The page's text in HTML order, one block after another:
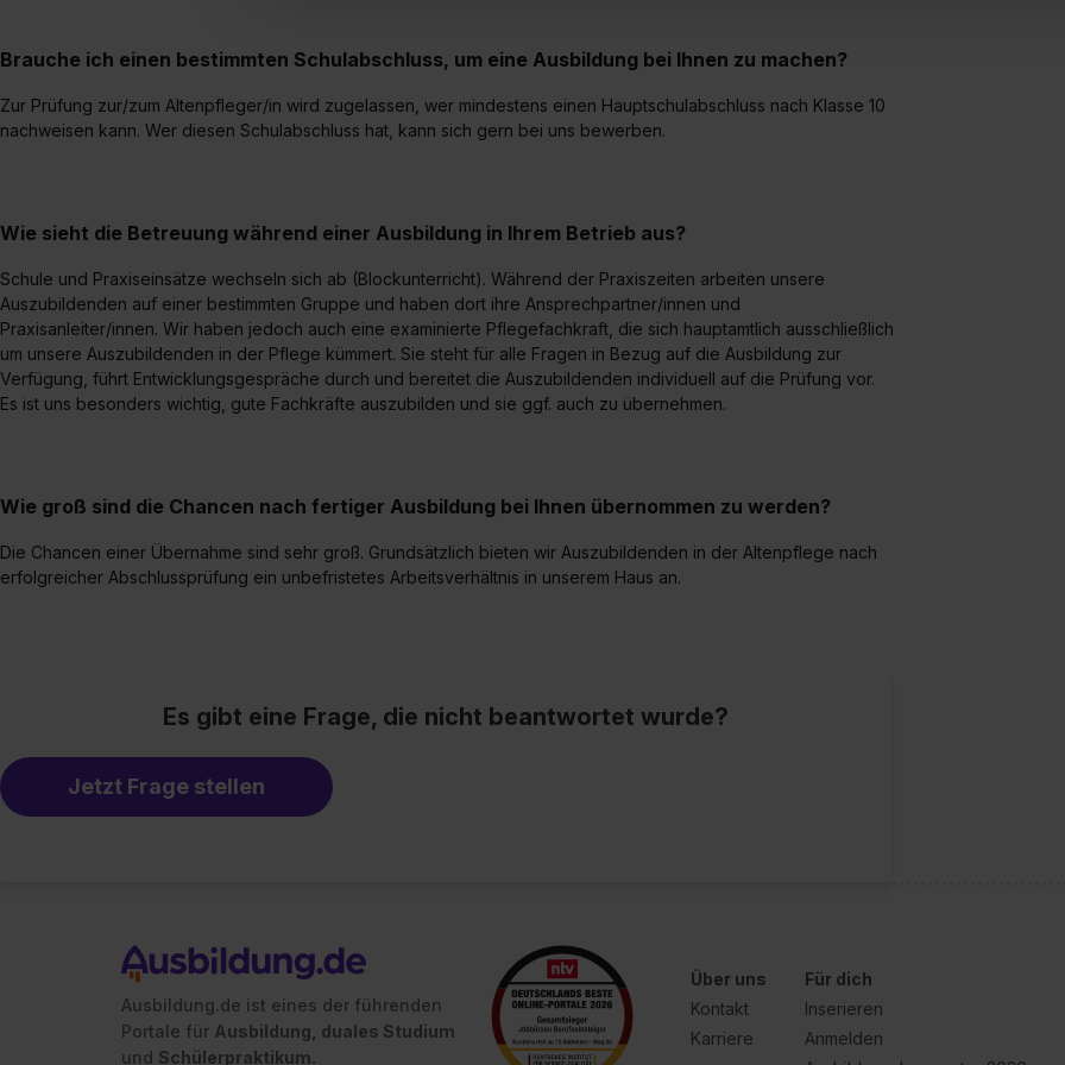
umfasst hierbei die Einwilligung zur Übermittlung deiner Daten in die USA (Art. 49 Abs. 1 S. 1
verfügen über kein angemessenes Datenschutzniveau (EuGH – Schrems II). Du kannst die
jederzeit mit Wirkung für die Zukunft ganz oder teilweise über unsere Datenschutzerklärung
„Datenschutz-Einstellungen“ widerrufen. Weitere Informationen zu den einzelnen Cookies
Brauche ich einen bestimmten Schulabschluss, um eine Ausbildung bei Ihnen zu machen?
Zur Prüfung zur/zum Altenpfleger/in wird zugelassen, wer mindestens einen Hauptschulabschluss nach Klasse 10
nachweisen kann. Wer diesen Schulabschluss hat, kann sich gern bei uns bewerben.
Wie sieht die Betreuung während einer Ausbildung in Ihrem Betrieb aus?
Schule und Praxiseinsätze wechseln sich ab (Blockunterricht). Während der Praxiszeiten arbeiten unsere
Auszubildenden auf einer bestimmten Gruppe und haben dort ihre Ansprechpartner/innen und
Praxisanleiter/innen. Wir haben jedoch auch eine examinierte Pflegefachkraft, die sich hauptamtlich ausschließlich
um unsere Auszubildenden in der Pflege kümmert. Sie steht für alle Fragen in Bezug auf die Ausbildung zur
Verfügung, führt Entwicklungsgespräche durch und bereitet die Auszubildenden individuell auf die Prüfung vor.
Es ist uns besonders wichtig, gute Fachkräfte auszubilden und sie ggf. auch zu übernehmen.
Wie groß sind die Chancen nach fertiger Ausbildung bei Ihnen übernommen zu werden?
Die Chancen einer Übernahme sind sehr groß. Grundsätzlich bieten wir Auszubildenden in der Altenpflege nach
erfolgreicher Abschlussprüfung ein unbefristetes Arbeitsverhältnis in unserem Haus an.
Es gibt eine Frage, die nicht beantwortet wurde?
Jetzt Frage stellen
Ausbildung.de ist eines der führenden
Portale für Ausbildung, duales Studium
und Schülerpraktikum.
Über uns
Kontakt
Karriere
Für dich
Inserieren
Anmelden